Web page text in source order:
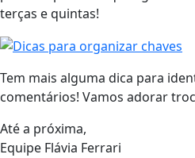
terças e quintas!
Tem mais alguma dica para
comentários! Vamos adorar
Até a próxima,
Equipe Flávia Ferrari